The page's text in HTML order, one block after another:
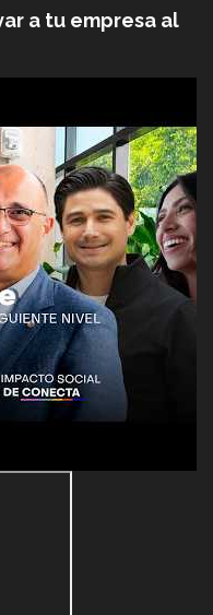
a tu empresa al